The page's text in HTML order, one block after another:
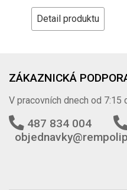
Detail produktu
ZÁKAZNICKÁ
V pracovních dnech od 7:15
487 834 004